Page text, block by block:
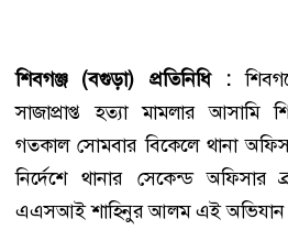
শিবগঞ্জ (বগুড়া) প্রতিনিধি :
সাজাপ্রাপ্ত হত্যা মামলার আসামি
গতকাল সোমবার বিকেলে থানা
নির্দেশে থানার সেকেন্ড অফিসার
এএসআই শাহিনুর আলম এই অভিযান